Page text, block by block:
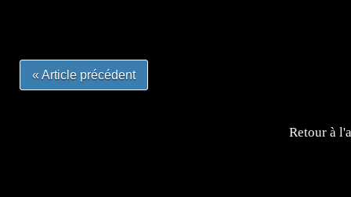
« Article précédent
Retour à